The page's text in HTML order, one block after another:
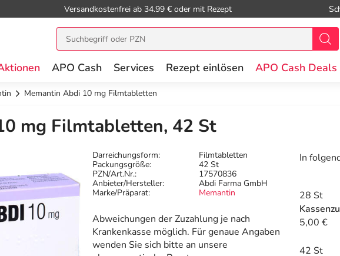
Versandkostenfrei ab 34.99 € oder mit Rezept
APO Cash Services Rezept einlösen APO Cash Deals
Memantin Abdi 10 mg Filmtabletten
mg Filmtabletten, 42 St
Darreichungsform:
Filmtabletten
Packungsgröße:
42 St
PZN/Art.Nr.:
17570836
Anbieter/Hersteller:
Abdi Farma GmbH
Marke/Präparat:
Memantin
Abweichungen der Zuzahlung je nach
Krankenkasse möglich. Für genaue Angaben
wenden Sie sich bitte an unsere
In
28 St
5,00 €
42 St